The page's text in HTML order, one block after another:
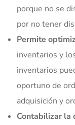
porque no se
por no tener
Permite
inventarios y
inventarios
oportuno de
adquisición y
Contabilizar la